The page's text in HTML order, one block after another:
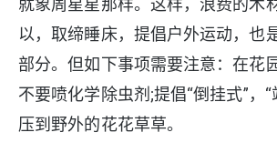
就象周星星那样。这样，浪费的木
以，取缔睡床，提倡户外运动，也
部分。但如下事项需要注意：在花
不要喷化学除虫剂;提倡“倒挂式”，“
压到野外的花花草草。